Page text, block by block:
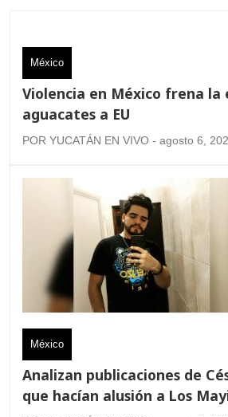
México
Violencia en México frena la
aguacates a EU
POR YUCATÁN EN VIVO - agosto 6,
México
Analizan publicaciones de
que hacían alusión a Los